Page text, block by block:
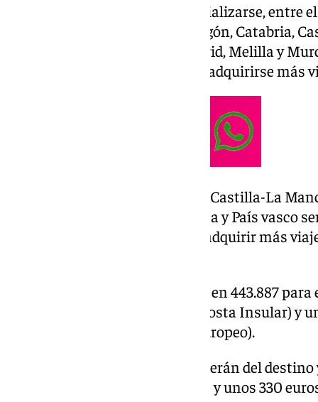
Las primeras plazas en comercializarse, entre
, Aragón, Catabria,
Valenciana, Extremadura, Madrid, Melilla y
si quedan plazas libres, podrán adquirirse más
Los viajes a Asturias, Cataluña, Castilla-La
Baleares, Islas Canarias, La Rioja y País vasco
septiembre. En este caso, para adquirir más
Las plazas estarán distribuidas en 443.887
230.039 plazas para el Lote 2 (Costa Insular) y
Lote 3 (Escapadas y Turismo Europeo).
Los precios de los vaijes dependerán del
una horquilla de entre unos 120 y unos 330